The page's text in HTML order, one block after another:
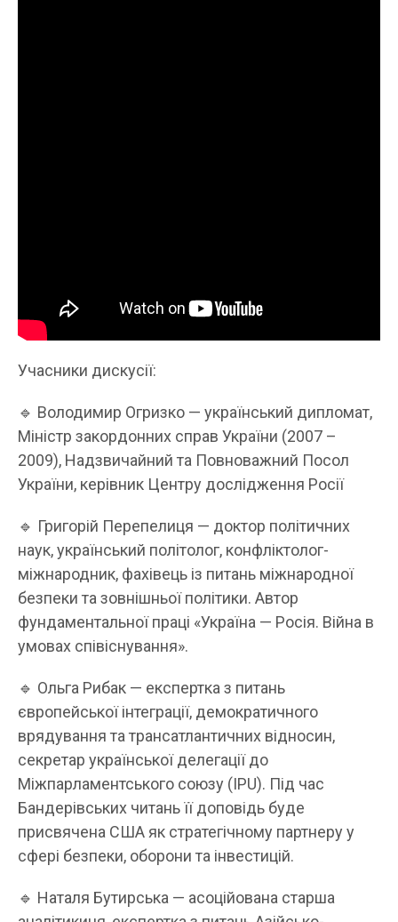
Учасники дискусії:
🔹 Володимир Огризко — український дипломат,
Міністр закордонних справ України (2007 –
2009), Надзвичайний та Повноважний Посол
України, керівник Центру дослідження Росії
🔹 Григорій Перепелиця — доктор політичних
наук, український політолог, конфліктолог-
міжнародник, фахівець із питань міжнародної
безпеки та зовнішньої політики. Автор
фундаментальної праці «Україна — Росія. Війна в
умовах співіснування».
🔹 Ольга Рибак — експертка з питань
європейської інтеграції, демократичного
врядування та трансатлантичних відносин,
секретар української делегації до
Міжпарламентського союзу (IPU). Під час
Бандерівських читань її доповідь буде
присвячена США як стратегічному партнеру у
сфері безпеки, оборони та інвестицій.
🔹 Наталя Бутирська — асоційована старша